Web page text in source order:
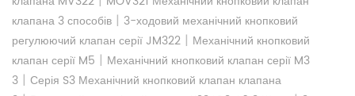
клапана 3 способів | 3-ходовий механічний кнопковий
регулюючий клапан серії JM322 | Механічний кнопковий
клапан серії M5 | Механічний кнопковий клапан серії M3
3 | Серія S3 Механічний кнопковий клапан клапана